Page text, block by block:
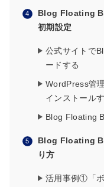
Blog Floating
初期設定
公式サイトで
ードする
WordPress管
インストール
Blog Floating
Blog Floating
り方
活用事例①「